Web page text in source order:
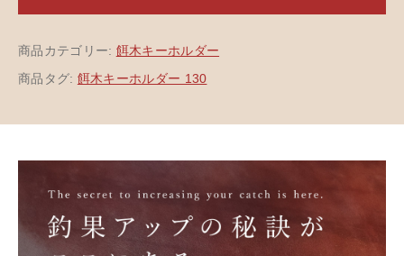
商品カテゴリー: 餌木キーホルダー
商品タグ: 餌木キーホルダー 130